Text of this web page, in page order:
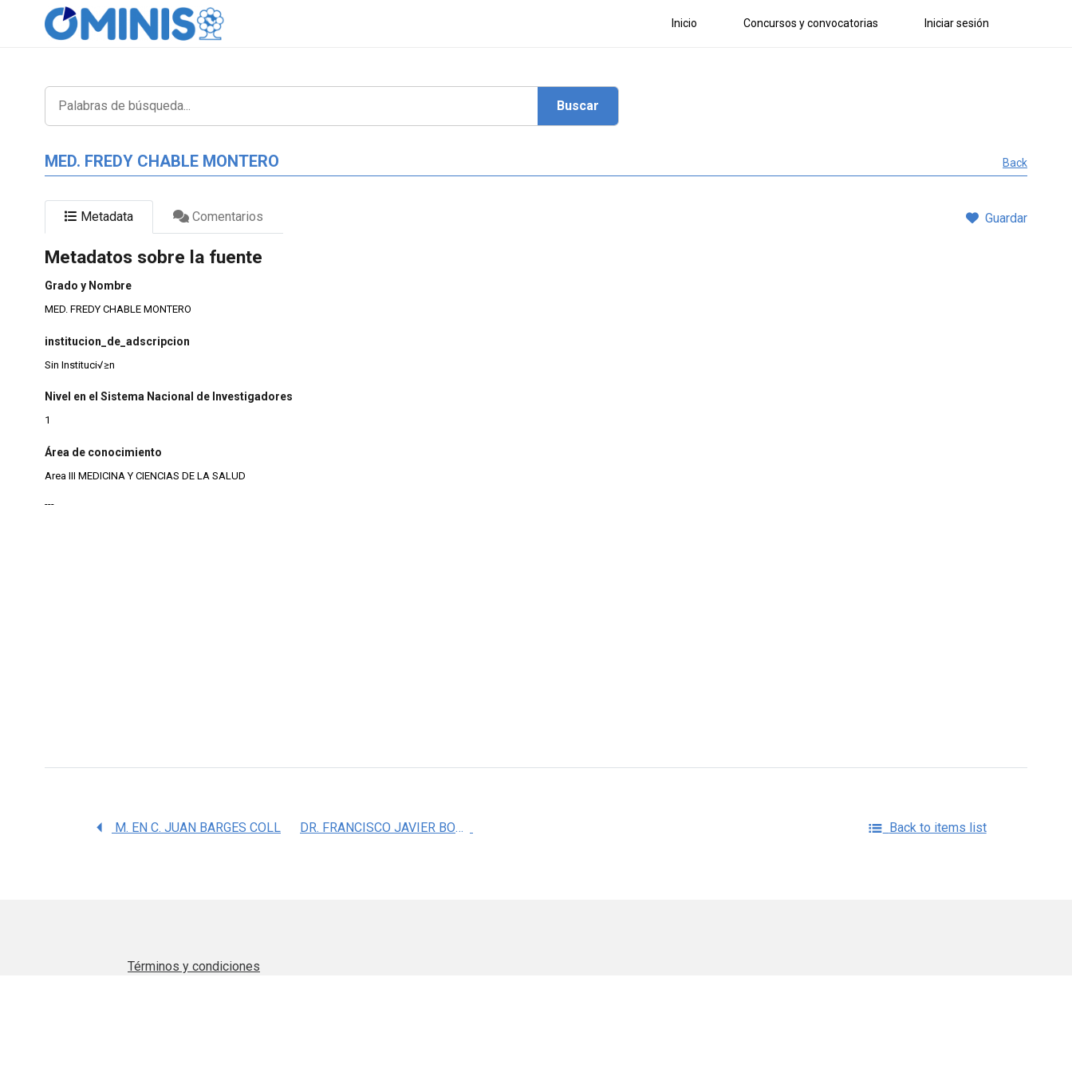
Inicio Concursos y convocatorias Iniciar sesión
MED. FREDY CHABLE MONTERO Back
Metadata Comentarios Guardar
Metadatos sobre la fuente
Grado y Nombre
MED. FREDY CHABLE MONTERO
institucion_de_adscripcion
Sin Instituci√≥n
Nivel en el Sistema Nacional de Investigadores
1
Área de conocimiento
Area III MEDICINA Y CIENCIAS DE LA SALUD
---
M. EN C. JUAN BARGES COLL DR. FRANCISCO JAVIER BOLAÃ‘OS JIMENEZ Back to items list
Términos y condiciones